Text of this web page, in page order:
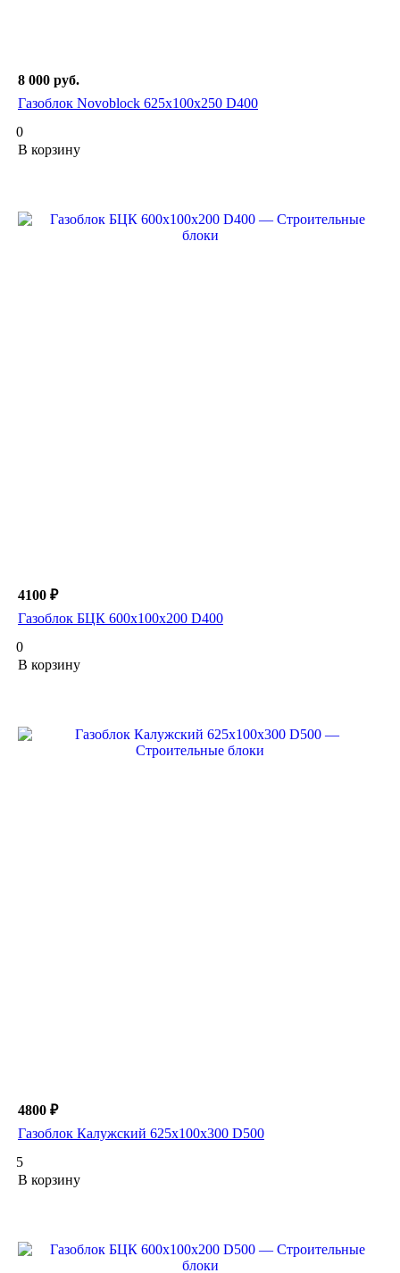
8 000 руб.
Газоблок Novoblock 625х100х250 D400
0
В корзину
4100 ₽
Газоблок БЦК 600х100х200 D400
0
В корзину
4800 ₽
Газоблок Калужский 625х100х300 D500
5
В корзину